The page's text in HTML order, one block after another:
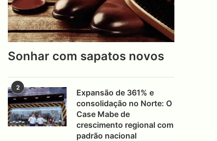
Sonhar com sapatos novos
2
Expansão de 361% e
consolidação no Norte: O
Case Mabe de
crescimento regional com
padrão nacional